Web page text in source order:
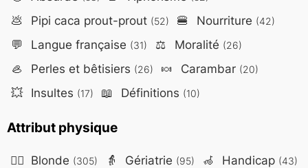
💩 Pipi caca prout-prout (52) 🍔 Nourriture (42)
💬 Langue française (31) ⚖️ Moralité (26)
🦪 Perles et bêtisiers (26) 🍬 Carambar (20)
💥 Insultes (17) 📖 Définitions (10)
Attribut physique
👱‍♀️ Blonde (305) 👵 Gériatrie (95) 🦽 Handicap (43)